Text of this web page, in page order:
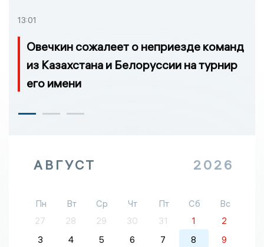
13:01
Овечкин сожалеет о неприезде команд
из Казахстана и Белоруссии на турнир
его имени
АВГУСТ 2026
Пн Вт Ср Чт Пт Сб
Вс
27
28 29 30 31 1
2
3
4 5 6 7 8
9